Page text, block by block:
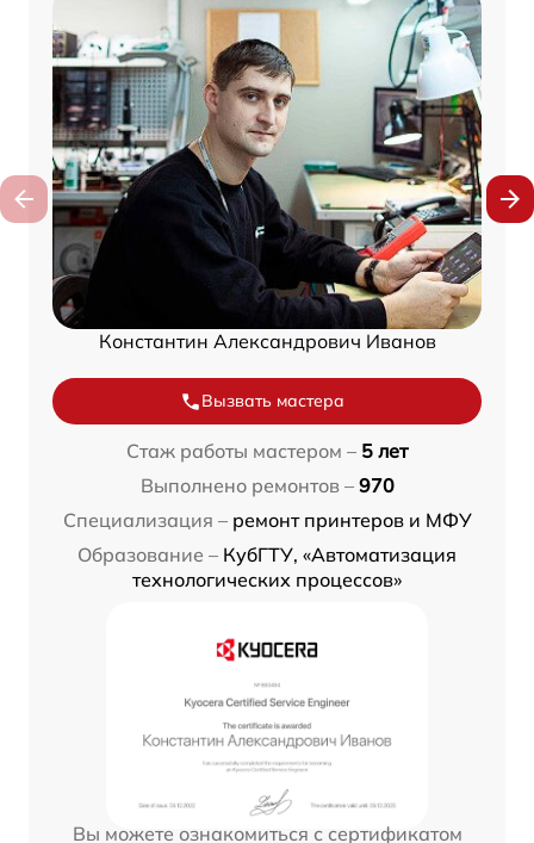
Константин Александрович Иванов
Вызвать мастера
Стаж работы мастером – 5 лет
Выполнено ремонтов – 970
Специализация – ремонт принтеров и МФУ
Образование – КубГТУ, «Автоматизация
технологических процессов»
Вы можете ознакомиться с сертификатом